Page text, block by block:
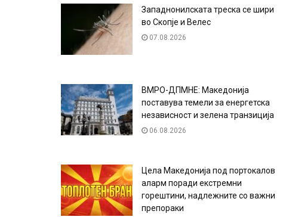
Западнонилската треска се шири
во Скопје и Велес
07.08.2026
ВМРО-ДПМНЕ: Македонија
поставува темели за енергетска
независност и зелена транзиција
06.08.2026
Цела Македонија под портокалов
аларм поради екстремни
горештини, надлежните со важни
препораки